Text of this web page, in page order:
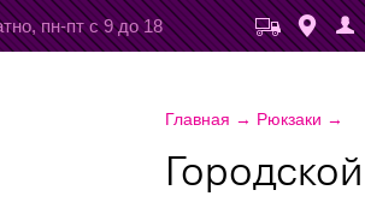
пн-пт с 9 до 18
Главная → Рюкзаки →